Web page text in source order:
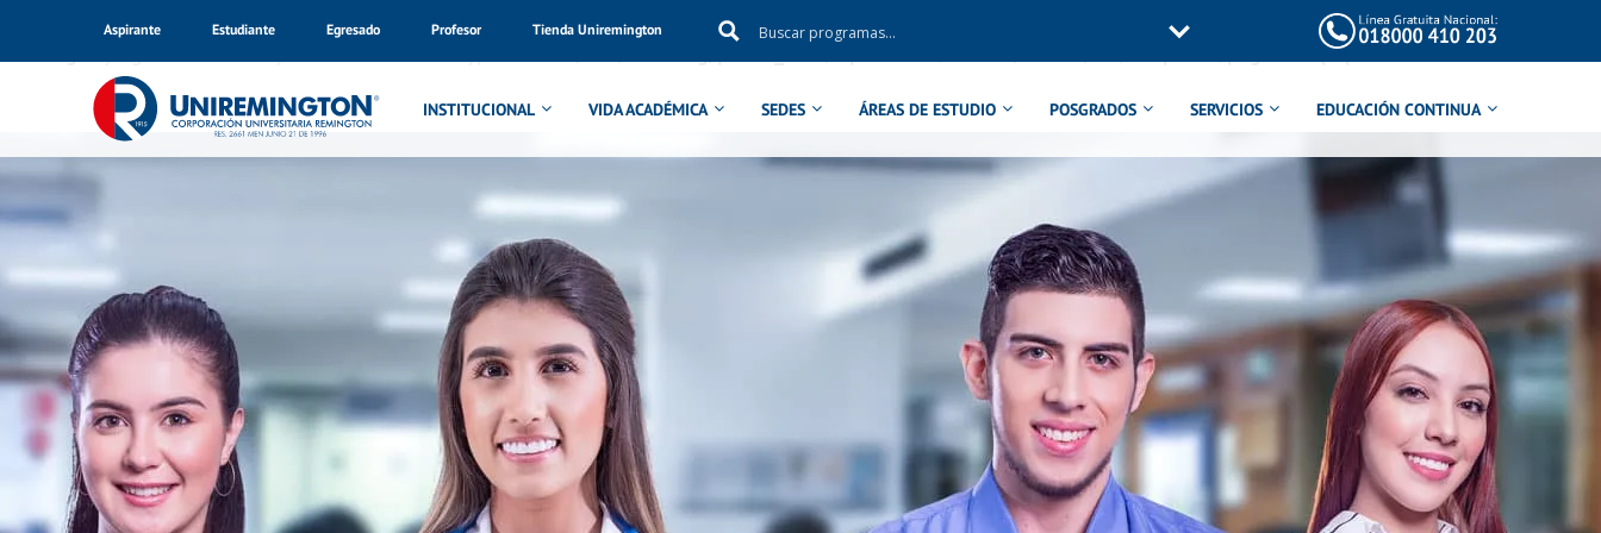
Aspirante Estudiante Egresado Profesor Tienda Uniremington
INSTITUCIONAL VIDA ACADÉMICA SEDES ÁREAS DE ESTUDIO POSGRADOS SERVICIOS EDUCACIÓN CONTINUA
/aux/uniremig/public_html/wp-content/themes/eduma/inc/templates/page-title.php on line 114
Inicio